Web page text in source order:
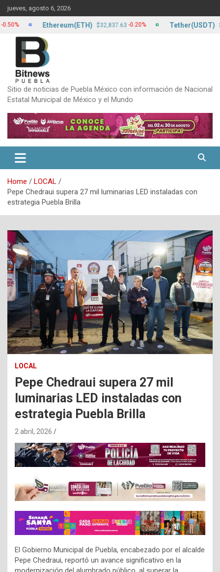
Skip
to
content
jueves, agosto 6, 2026
Sitio de noticias de Puebla México con información de Nacional
Estatal Municipal de México y el Mundo
Home
LOCAL
Pepe Chedraui supera 27 mil luminarias LED instaladas con
estrategia Puebla Brilla
LOCAL
Pepe Chedraui supera 27 mil
luminarias LED instaladas con
estrategia Puebla Brilla
2 abril, 2026
El Gobierno Municipal de Puebla, encabezado por el alcalde
Pepe Chedraui, reportó un avance significativo en la
Ethereum(ETH) $32,837.63 -0.20% Tether(USDT) $17.24